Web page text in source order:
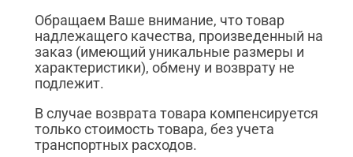
Обращаем Ваше внимание, что товар
надлежащего качества, произведенный на
заказ (имеющий уникальные размеры и
характеристики), обмену и возврату не
подлежит.
В случае возврата товара компенсируется
только стоимость товара, без учета
транспортных расходов.